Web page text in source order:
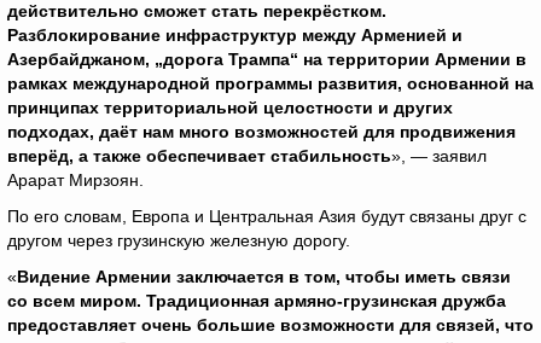
действительно сможет стать перекрёстком.
Разблокирование инфраструктур между Арменией и
Азербайджаном, „дорога Трампа“ на территории Армении в
рамках международной программы развития, основанной на
принципах территориальной целостности и других
подходах, даёт нам много возможностей для продвижения
вперёд, а также обеспечивает стабильность», — заявил
Арарат Мирзоян.
По его словам, Европа и Центральная Азия будут связаны друг с
другом через грузинскую железную дорогу.
«Видение Армении заключается в том, чтобы иметь связи
со всем миром. Традиционная армяно-грузинская дружба
предоставляет очень большие возможности для связей, что